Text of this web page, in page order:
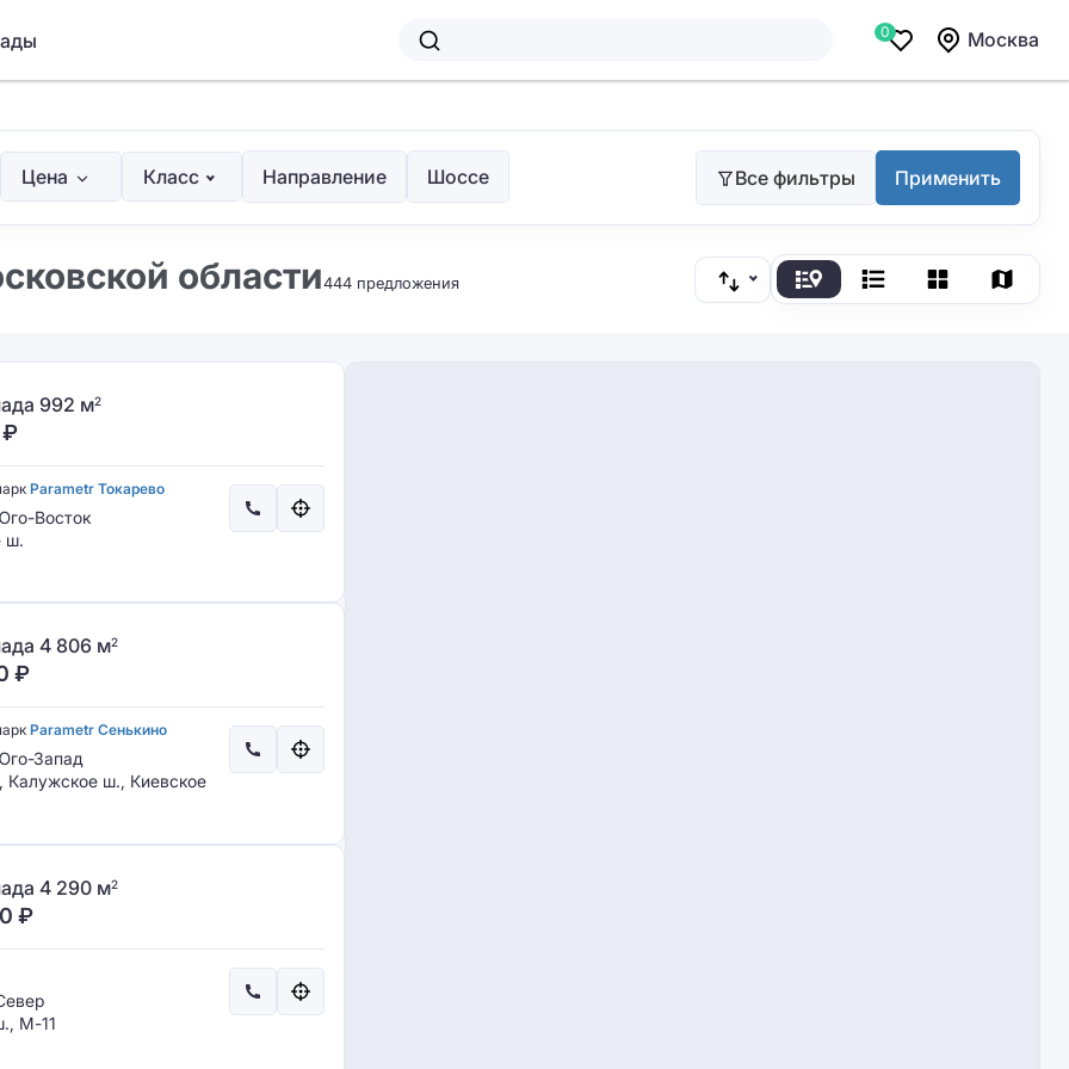
0 Москва
Цена Класс Направление Шоссе Все фильтры Применить
области444 предложения
992 м2
Parametr Токарево
Восток
ш.
4 806 м2
₽
Parametr Сенькино
Запад
Калужское ш., Киевское
4 290 м2
₽
М-11